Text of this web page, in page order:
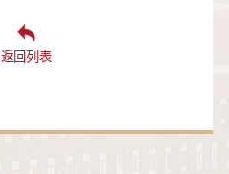
返回列表